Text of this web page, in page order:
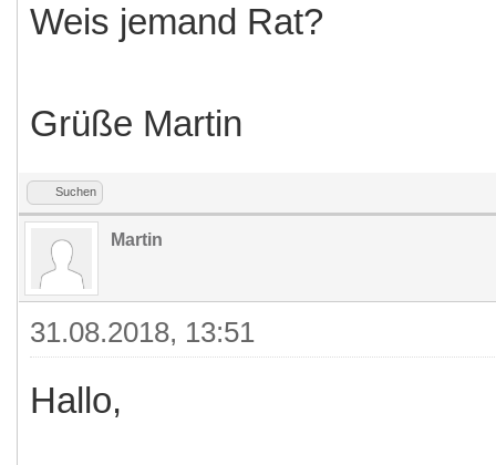
Weis jemand Rat?
Grüße Martin
Suchen
Martin
31.08.2018, 13:51
Hallo,